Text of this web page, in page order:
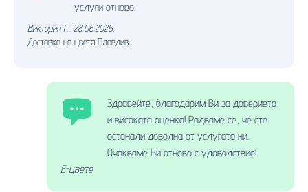
услуги отново.
Виктория Г., 28.06.2026.
Доставка на цветя Пловдив
Здравейте, благодарим Ви за доверието
и високата оценка! Радваме се, че сте
останали доволна от услугата ни.
Очакваме Ви отново с удоволствие!
Е-цвете